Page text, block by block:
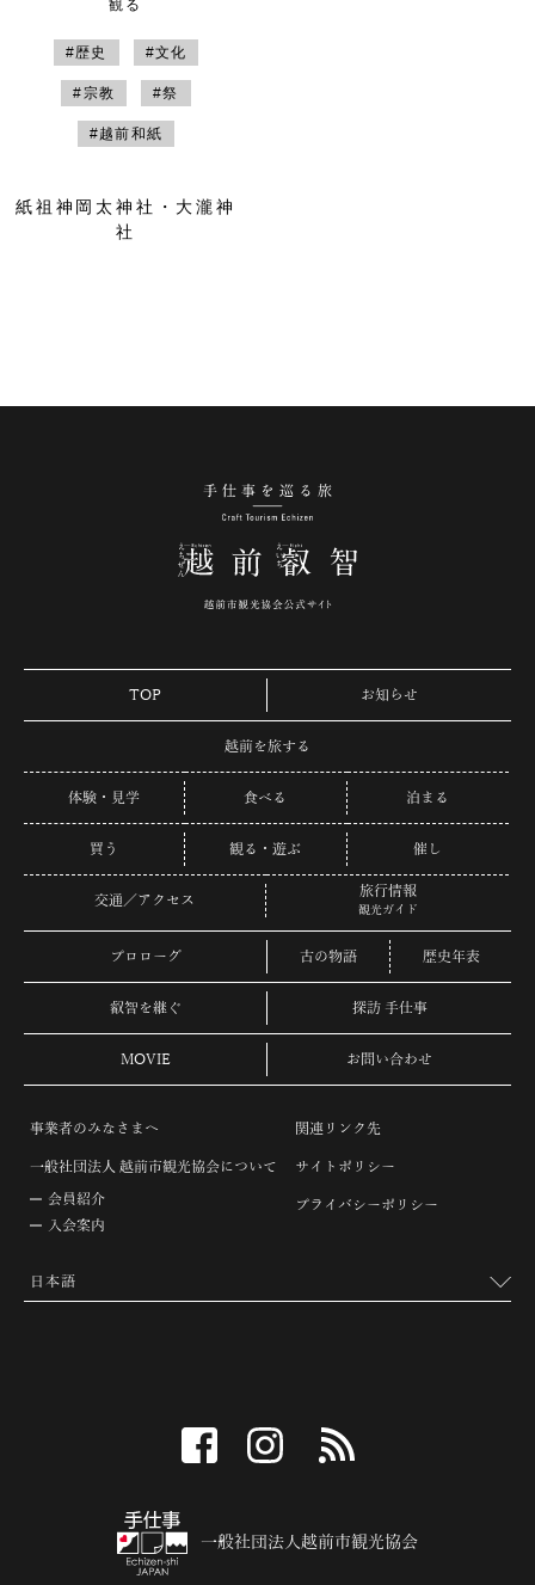
観る
#歴史 #文化
#宗教 #祭
#越前和紙
紙祖神岡太神社・大瀧神
社
TOP お知らせ
越前を旅する
体験・見学 食べる 泊まる
買う 観る・遊ぶ 催し
交通／アクセス
旅行情報
観光ガイド
プロローグ 古の物語 歴史年表
叡智を継ぐ 探訪 手仕事
MOVIE お問い合わせ
事業者のみなさまへ
一般社団法人 越前市観光協会について
会員紹介
入会案内
関連リンク先
サイトポリシー
プライバシーポリシー
facebook instagram
一般社団法人越前市観光協会